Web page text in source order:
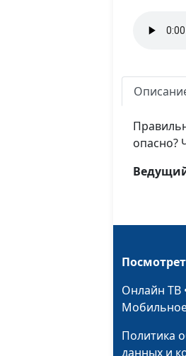
опасно?
Онлайн ТВ
Политика
данных и